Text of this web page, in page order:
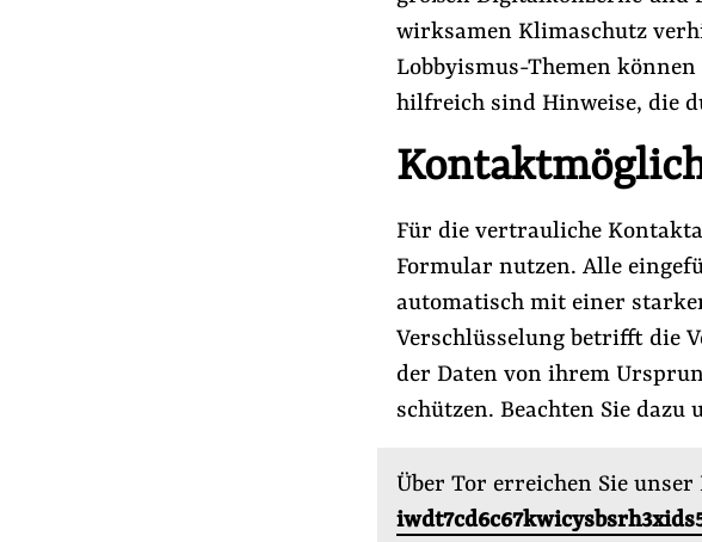
wirksamen Klimaschutz
Lobbyismus-Themen
hilfreich sind Hinweise, die
Für die vertrauliche
Formular nutzen. Alle
automatisch mit einer
Verschlüsselung betrifft die
der Daten von ihrem
schützen. Beachten Sie
Über Tor erreichen Sie